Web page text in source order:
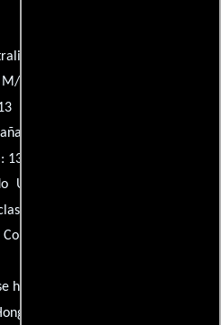
M
12
12
13+
Ucrania: 16
Colombia: 15
ha clasificado
Kong: No se ha clasificado